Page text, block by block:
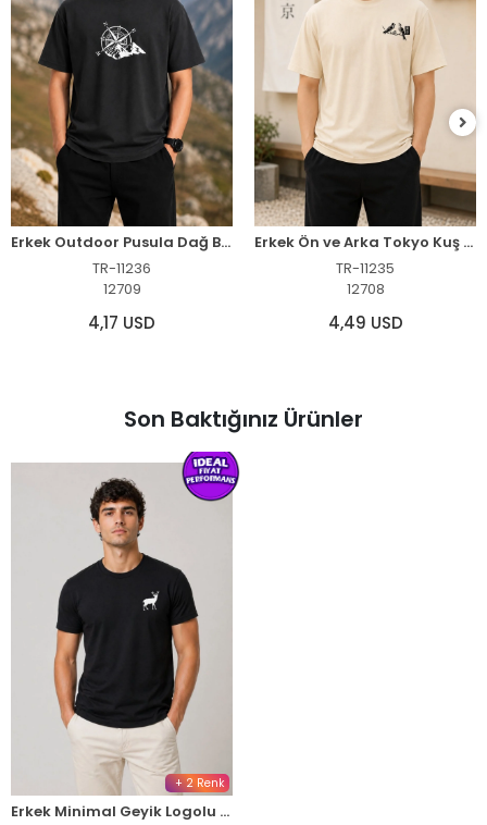
Erkek Outdoor Pusula Dağ Baskılı Kısa Kollu Oversize T-Shirt - Siyah
TR-11236
12709
4,17 USD
Erkek Ön ve Arka Tokyo Kuş Çiçek Baskılı Oversize T-Shirt - Ekru
TR-11235
12708
4,49 USD
Son Baktığınız Ürünler
+ 2 Renk
Erkek Minimal Geyik Logolu Tişört Bisiklet Yaka Kısa kol Yazlık T-Shirt - Siyah